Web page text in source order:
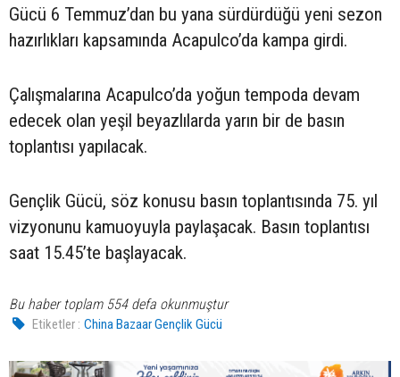
Gücü 6 Temmuz’dan bu yana sürdürdüğü yeni sezon
hazırlıkları kapsamında Acapulco’da kampa girdi.
Çalışmalarına Acapulco’da yoğun tempoda devam
edecek olan yeşil beyazlılarda yarın bir de basın
toplantısı yapılacak.
Gençlik Gücü, söz konusu basın toplantısında 75. yıl
vizyonunu kamuoyuyla paylaşacak. Basın toplantısı
saat 15.45’te başlayacak.
Bu haber toplam 554 defa okunmuştur
Etiketler : China Bazaar Gençlik Gücü